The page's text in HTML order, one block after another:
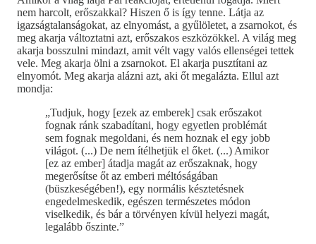
nem harcolt, erőszakkal? Hiszen ő is így tenne. Látja az
igazságtalanságokat, az elnyomást, a gyűlöletet, a zsarnokot, és
meg akarja változtatni azt, erőszakos eszközökkel. A világ meg
akarja bosszulni mindazt, amit vélt vagy valós ellenségei tettek
vele. Meg akarja ölni a zsarnokot. El akarja pusztítani az
elnyomót. Meg akarja alázni azt, aki őt megalázta. Ellul azt
mondja:
„Tudjuk, hogy [ezek az emberek] csak erőszakot
fognak ránk szabadítani, hogy egyetlen problémát
sem fognak megoldani, és nem hoznak el egy jobb
világot. (...) De nem ítélhetjük el őket. (...) Amikor
[ez az ember] átadja magát az erőszaknak, hogy
megerősítse őt az emberi méltóságában
(büszkeségében!), egy normális késztetésnek
engedelmeskedik, egészen természetes módon
viselkedik, és bár a törvényen kívül helyezi magát,
legalább őszinte.”